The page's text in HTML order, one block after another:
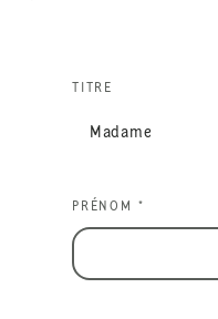
TITRE
PRÉNOM *